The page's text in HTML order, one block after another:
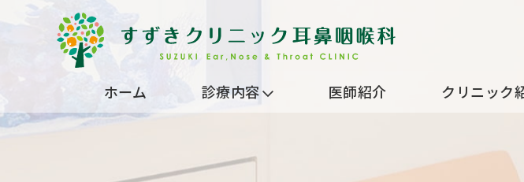
ホーム 診療内容 医師紹介 クリニック